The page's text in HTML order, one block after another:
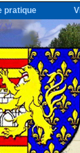
pratique